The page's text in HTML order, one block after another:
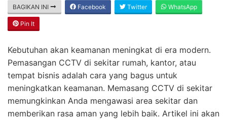
BAGIKAN INI Facebook Twitter WhatsApp
Pin It
Kebutuhan akan keamanan meningkat di era modern.
Pemasangan CCTV di sekitar rumah, kantor, atau
tempat bisnis adalah cara yang bagus untuk
meningkatkan keamanan. Memasang CCTV di sekitar
memungkinkan Anda mengawasi area sekitar dan
memberikan rasa aman yang lebih baik. Artikel ini akan